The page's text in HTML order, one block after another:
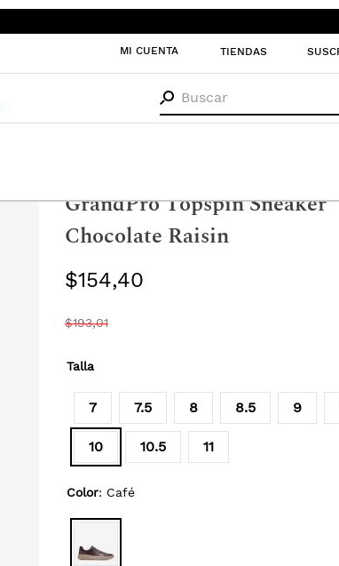
MI CUENTA TIENDAS
Buscar
GrandPro Topspin Sneaker
Chocolate Raisin
$154,40
$193,01
Talla
7 7.5 8 8.5 9
10 10.5 11
Color: Café